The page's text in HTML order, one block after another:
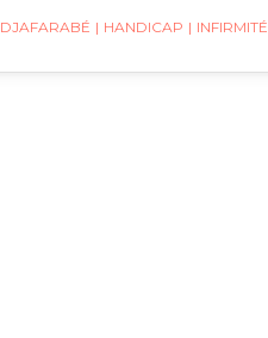
DJAFARABÉ | HANDICAP | INFIRMITÉ